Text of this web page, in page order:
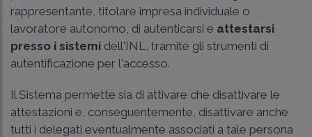
rappresentante, titolare impresa individuale o
lavoratore autonomo, di autenticarsi e attestarsi
presso i sistemi dell'INL, tramite gli strumenti di
autentificazione per l'accesso.
Il Sistema permette sia di attivare che disattivare le
attestazioni e, conseguentemente, disattivare anche
tutti i delegati eventualmente associati a tale persona